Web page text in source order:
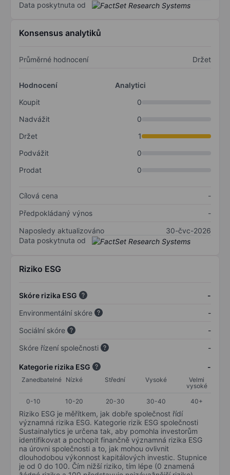
Data poskytnuta od
Konsensus analytiků
Průměrné hodnocení Držet
Hodnocení
Analytici
Koupit
0
Nadvážit
0
Držet
1
Podvážit
0
Prodat
0
Cílová cena
-
Předpokládaný výnos
-
Naposledy aktualizováno
30-čvc-2026
Data poskytnuta od
Riziko ESG
Skóre rizika ESG
-
Environmentální skóre
-
Sociální skóre
-
Skóre řízení společnosti
-
Kategorie rizika ESG -
Zanedbatelné Nízké Střední Vysoké
Velmi
vysoké
0-10
10-20 20-30 30-40 40+
Riziko ESG je měřítkem, jak dobře společnost řídí
významná rizika ESG. Kategorie rizik ESG společnosti
Sustainalytics je určena tak, aby pomohla investorům
identifikovat a pochopit finančně významná rizika ESG
na úrovni společnosti a to, jak mohou ovlivnit
dlouhodobou výkonnost kapitálových investic. Stupnice
je od 0 do 100. Čím nižší riziko, tím lépe (0 znamená